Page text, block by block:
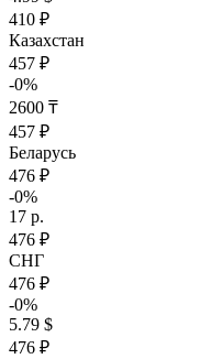
410 ₽
Казахстан
457 ₽
-0%
2600 ₸
457 ₽
Беларусь
476 ₽
-0%
17 р.
476 ₽
СНГ
476 ₽
-0%
5.79 $
476 ₽